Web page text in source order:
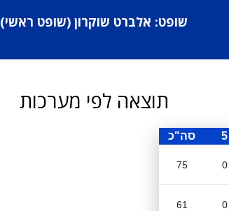
שופט: אלברט שוקרון (שופט ראשי)
תוצאה לפי מערכות
5 סה"כ
0
75
0
61